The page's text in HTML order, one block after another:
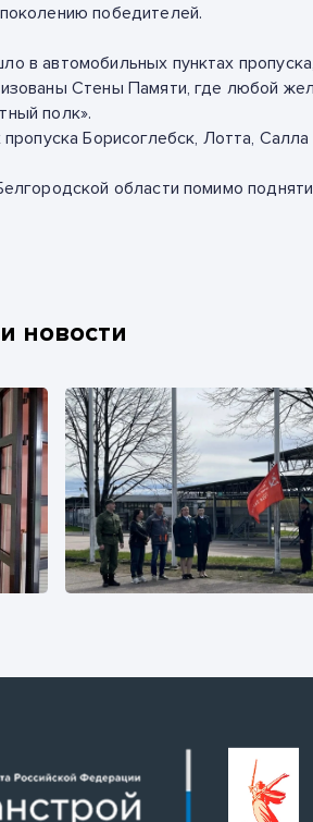
победителей.
в автомобильных пунктах
Стены Памяти, где любой
полк».
Борисоглебск, Лотта,
области помимо
новости